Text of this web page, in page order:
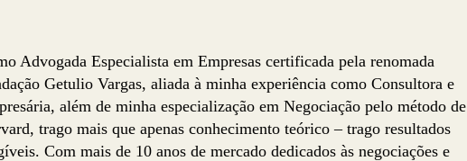
Advogada Especialista em Empresas certificada pela renomada
Getulio Vargas, aliada à minha experiência como Consultora e
além de minha especialização em Negociação pelo método de
trago mais que apenas conhecimento teórico – trago resultados
Com mais de 10 anos de mercado dedicados às negociações e